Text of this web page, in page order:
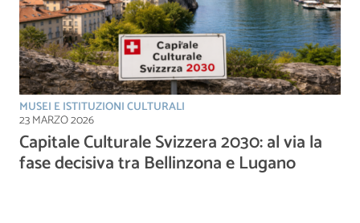
MUSEI E ISTITUZIONI CULTURALI
23 MARZO 2026
Capitale Culturale Svizzera 2030: al via la
fase decisiva tra Bellinzona e Lugano